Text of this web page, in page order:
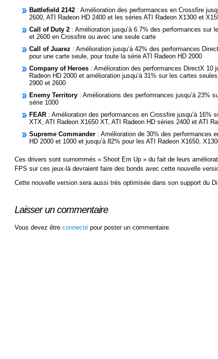
Battlefield 2142 : Amélioration des performances en Crossfire
2600, ATI Radeon HD 2400 et les séries ATI Radeon X1300 et
Call of Duty 2 : Amélioration jusqu’à 6.7% des performances sur
et 2600 en Crossfire ou avec une seule carte
Call of Juarez : Amélioration jusqu’à 42% des performances
pour une carte seule, pour toute la série ATI Radeon HD 2000
Company of Heroes : Amélioration des performances DirectX 10
Radeon HD 2000 et amélioration jusqu’à 31% sur les cartes
2900 et 2600
Enemy Territory : Améliorations des perfomrances jusqu’à 23%
série 1000
FEAR : Amélioration des performances en Crossfire jusqu’à 16%
XTX, ATI Radeon X1650 XT, ATI Radeon HD séries 2400 et ATI
Supreme Commander : Amélioration de 30% des performances
HD 2000 et 1000 et jusqu’à 82% pour les ATI Radeon X1650,
Ces drivers sont surnommés « Shoot Em Up » du fait de leurs
FPS sur ces jeux-là devraient faire des bonds avec cette nouvelle
Cette nouvelle version sera aussi très optimisée dans son support du
Laisser un commentaire
Vous devez être connecté pour poster un commentaire.